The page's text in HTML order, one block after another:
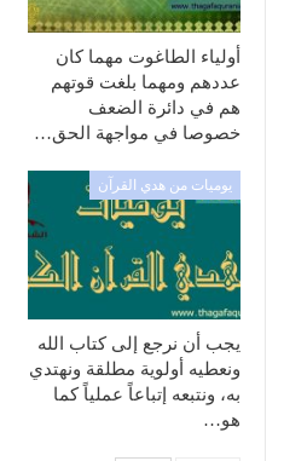
أولياء الطاغوت مهما كان
عددهم ومهما بلغت قوتهم
هم في دائرة الضعف
خصوصا في مواجهة الحق…
يوميات من هدي القرآن
يجب أن نرجع إلى كتاب الله
ونعطيه أولوية مطلقة ونهتدي
به، ونتبعه إتباعاً عملياً كما
هو…